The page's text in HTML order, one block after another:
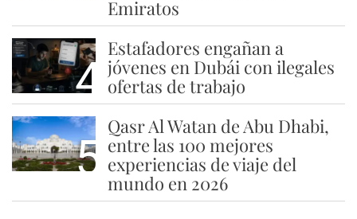
Emiratos
4
Estafadores engañan a
jóvenes en Dubái con ilegales
ofertas de trabajo
5
Qasr Al Watan de Abu Dhabi,
entre las 100 mejores
experiencias de viaje del
mundo en 2026